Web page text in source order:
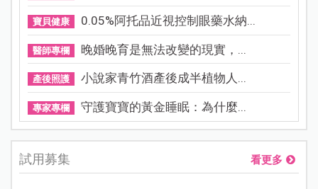
寶貝健康 0.05%阿托品近視控制眼藥水納...
醫師專欄 晚婚晚育是無法改變的現實，...
產後照護 小說家青竹酒產後成半植物人...
專家專欄 守護寶寶的黃金睡眠：為什麼...
試用募集 看更多